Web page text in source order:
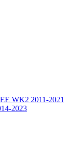
WK2 2011-2021
2023